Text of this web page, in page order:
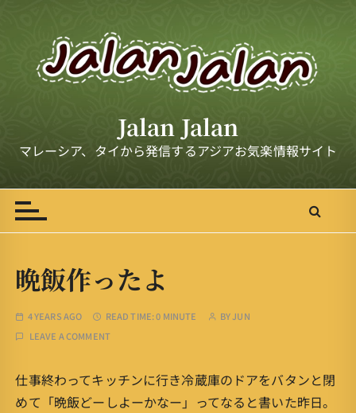
t
n
Jalan Jalan
マレーシア、タイから発信するアジアお気楽情報サイト
晩飯作ったよ
4 YEARS AGO READ TIME:0 MINUTE BYJUN
LEAVE A COMMENT
仕事終わってキッチンに行き冷蔵庫のドアをバタンと閉
めて「晩飯どーしよーかなー」ってなると書いた昨日。